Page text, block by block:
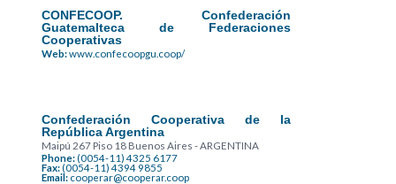
CONFECOOP. Confederación
Guatemalteca de Federaciones
Cooperativas
Web:www.confecoopgu.coop/
Confederación Cooperativa de la
República Argentina
Maipú 267 Piso 18 Buenos Aires - ARGENTINA
Phone:(0054-11) 4325 6177
Fax:(0054-11) 4394 9855
Email: cooperar@cooperar.coop